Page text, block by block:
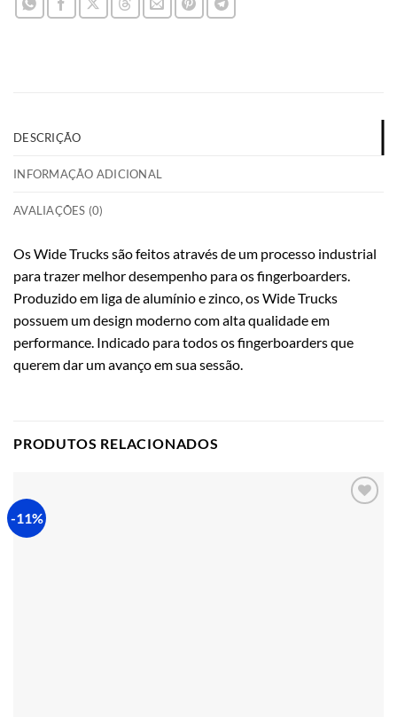
DESCRIÇÃO
INFORMAÇÃO ADICIONAL
AVALIAÇÕES (0)
Os Wide Trucks são feitos através de um processo industrial
para trazer melhor desempenho para os fingerboarders.
Produzido em liga de alumínio e zinco, os Wide Trucks
possuem um design moderno com alta qualidade em
performance. Indicado para todos os fingerboarders que
querem dar um avanço em sua sessão.
PRODUTOS RELACIONADOS
-11%